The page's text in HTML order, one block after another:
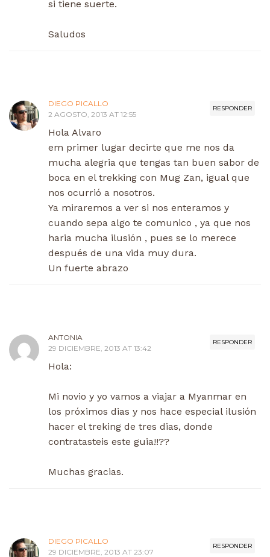
si tiene suerte.
Saludos
RESPONDER
DIEGO PICALLO
2 AGOSTO, 2013 AT 12:55
Hola Alvaro
em primer lugar decirte que me nos da
mucha alegria que tengas tan buen sabor de
boca en el trekking con Mug Zan, igual que
nos ocurrió a nosotros.
Ya miraremos a ver si nos enteramos y
cuando sepa algo te comunico , ya que nos
haria mucha ilusión , pues se lo merece
después de una vida muy dura.
Un fuerte abrazo
RESPONDER
ANTONIA
29 DICIEMBRE, 2013 AT 13:42
Hola:
Mi novio y yo vamos a viajar a Myanmar en
los próximos dias y nos hace especial ilusión
hacer el treking de tres dias, donde
contratasteis este guia!!??
Muchas gracias.
RESPONDER
DIEGO PICALLO
29 DICIEMBRE, 2013 AT 23:07